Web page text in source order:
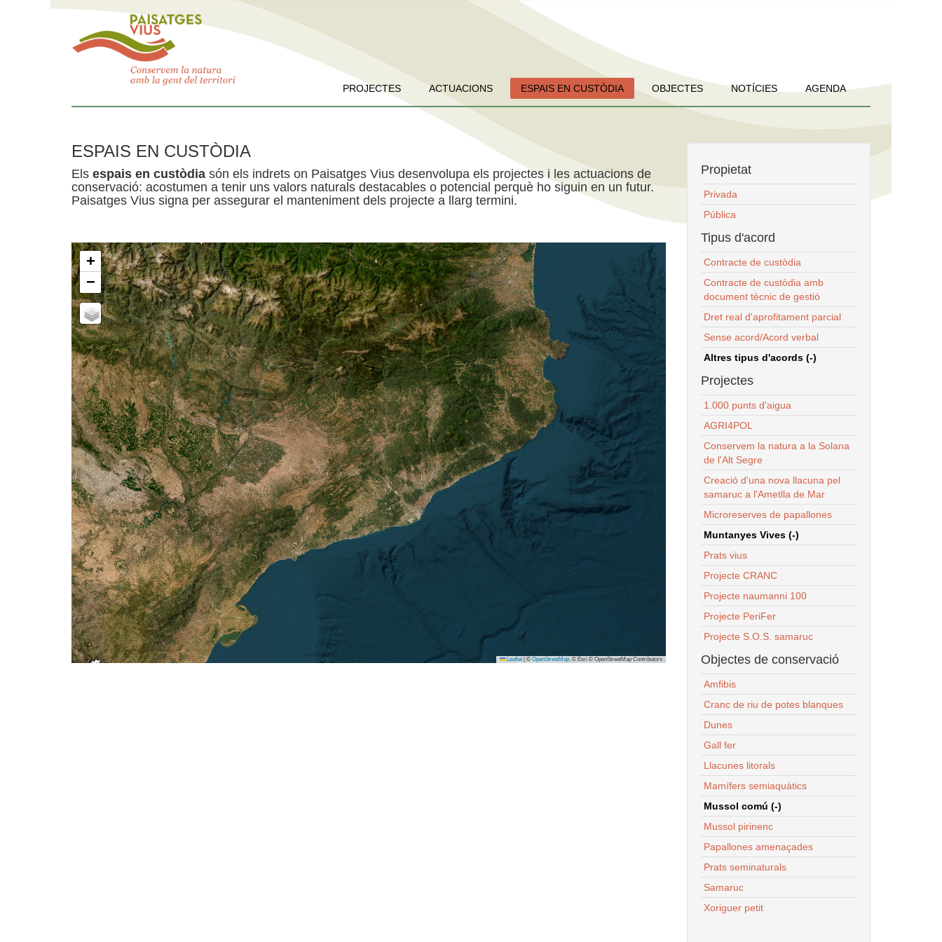
PROJECTES ACTUACIONS ESPAIS EN CUSTÒDIA OBJECTES NOTÍCIES AGENDA
ESPAIS EN CUSTÒDIA
Els espais en custòdia són els indrets on Paisatges Vius desenvolupa els projectes i les actuacions de
conservació: acostumen a tenir uns valors naturals destacables o potencial perquè ho siguin en un futur.
Paisatges Vius signa per assegurar el manteniment dels projecte a llarg termini.
+
−
Leaflet © OpenStreetMap, © Esri © OpenStreetMap Contributors
Propietat
Privada
Pública
Tipus d'acord
Contracte de custòdia
Contracte de custòdia amb
document tècnic de gestió
Dret real d'aprofitament parcial
Sense acord/Acord verbal
Altres tipus d'acords (-)
Projectes
1.000 punts d'aigua
AGRI4POL
Conservem la natura a la Solana
de l'Alt Segre
Creació d'una nova llacuna pel
samaruc a l'Ametlla de Mar
Microreserves de papallones
Muntanyes Vives (-)
Prats vius
Projecte CRANC
Projecte naumanni 100
Projecte PeriFer
Projecte S.O.S. samaruc
Objectes de conservació
Amfibis
Cranc de riu de potes blanques
Dunes
Gall fer
Llacunes litorals
Mamífers semiaquàtics
Mussol comú (-)
Mussol pirinenc
Papallones amenaçades
Prats seminaturals
Samaruc
Xoriguer petit